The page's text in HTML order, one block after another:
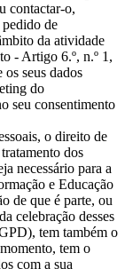
contactar-o,
de
da atividade
- Artigo 6.º, n.º 1,
seus dados
do
seu consentimento
o direito de
dos
necessário para a
e Educação
de que é parte, ou
celebração desses
tem também o
tem o
com a sua